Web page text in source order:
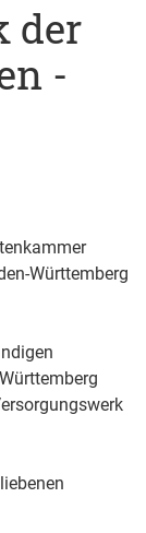
der
-
Württemberg